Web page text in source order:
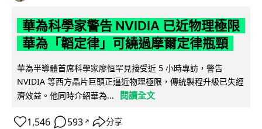
華為科學家警告 NVIDIA 已近物理極限
華為「韜定律」可繞過摩爾定律瓶頸
華為半導體首席科學家廖恒罕見接受近 5 小時專訪，警告
NVIDIA 等西方晶片巨頭正逼近物理極限，傳統製程升級已失經
濟效益。他同時介紹華為...
閱讀全文
1,546 593 ↗ 分享